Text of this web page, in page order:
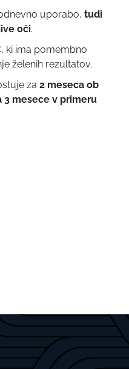
uporabo, tudi
oči.
ki ima pomembno
želenih rezultatov.
za 2 meseca ob
3 mesece v primeru